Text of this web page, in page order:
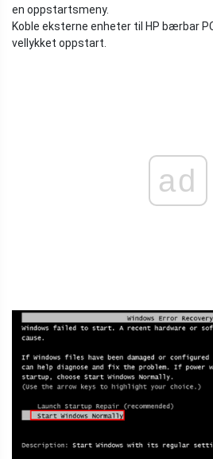
en oppstartsmeny.
Koble eksterne enheter til HP bærbar
vellykket oppstart.
ad